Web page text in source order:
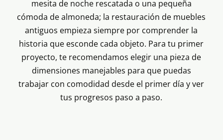
mesita de noche rescatada o una pequeña
cómoda de almoneda; la restauración de muebles
antiguos empieza siempre por comprender la
historia que esconde cada objeto. Para tu primer
proyecto, te recomendamos elegir una pieza de
dimensiones manejables para que puedas
trabajar con comodidad desde el primer día y ver
tus progresos paso a paso.